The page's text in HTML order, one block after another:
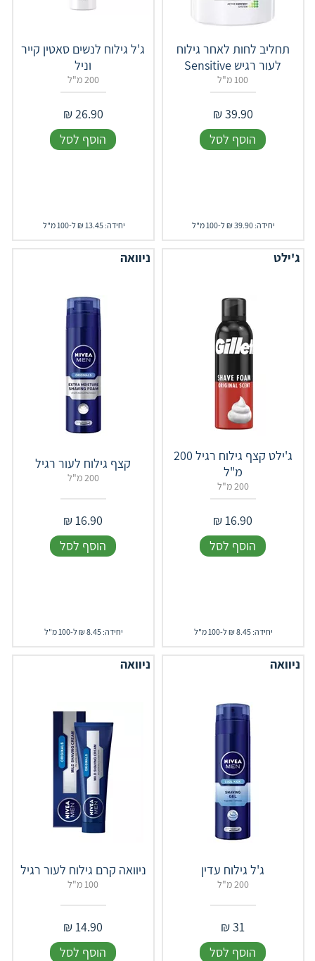
תחליב לחות לאחר גילוח
לעור רגיש Sensitive
100 מ"ל
39.90
₪
הוסף לסל
יחידה: 39.90 ₪ ל-100 מ"ל
ג'ל גילוח לנשים סאטין קייר
וניל
200 מ"ל
26.90
₪
הוסף לסל
יחידה: 13.45 ₪ ל-100 מ"ל
ג'ילט
ג'ילט קצף גילוח רגיל 200
מ"ל
200 מ"ל
16.90
₪
הוסף לסל
יחידה: 8.45 ₪ ל-100 מ"ל
ניוואה
קצף גילוח לעור רגיל
200 מ"ל
16.90
₪
הוסף לסל
יחידה: 8.45 ₪ ל-100 מ"ל
ניוואה
ג'ל גילוח עדין
200 מ"ל
31
₪
הוסף לסל
ניוואה
ניוואה קרם גילוח לעור רגיל
100 מ"ל
14.90
₪
הוסף לסל